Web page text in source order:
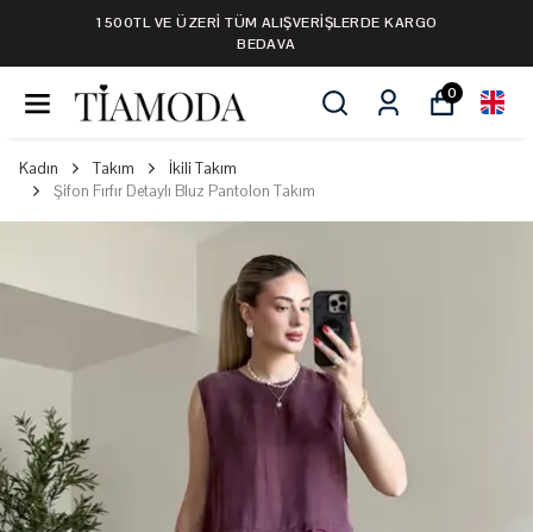
1500TL VE ÜZERİ TÜM
0
Kadın Takım
İkili Takım
Şifon Fırfır Detaylı Bluz Pantolon Takım